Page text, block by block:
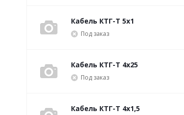
Кабель КТГ-Т 5х1
Под заказ
Кабель КТГ-Т 4х25
Под заказ
Кабель КТГ-Т 4х1,5